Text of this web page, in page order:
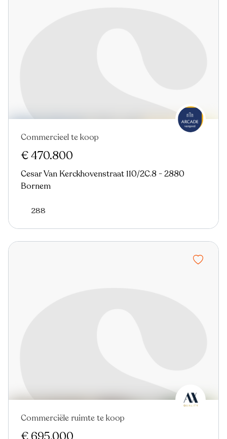
Commercieel te koop
€ 470.800
Cesar Van Kerckhovenstraat 110/2C.8 - 2880
Bornem
288
Commerciële ruimte te koop